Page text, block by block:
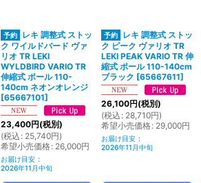
レキ 調整式 ストッ
ク ワイルドバード ヴァ
リオ TR LEKI
WYLDBIRD VARIO TR
伸縮式 ポール 110-
140cm ネオンオレンジ
[65667101]
23,400円(税別)
(税込 : 25,740円)
希望小売価格: 26,000円
お届け目安 :
2026年11月中旬
レキ 調整式 ストッ
ク ピーク ヴァリオ TR
LEKI PEAK VARIO TR 伸
縮式 ポール 110-140cm
ブラック [65667611]
26,100円(税別)
(税込 : 28,710円)
希望小売価格: 29,000円
お届け目安 :
2026年11月中旬